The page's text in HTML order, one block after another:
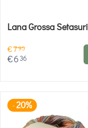
Lana Grossa Setasuri
€795
€6 36
-20%